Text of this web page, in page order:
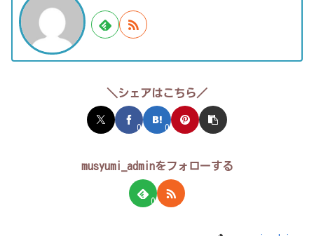
＼シェアはこちら／
0 0
musyumi_adminをフォローする
0